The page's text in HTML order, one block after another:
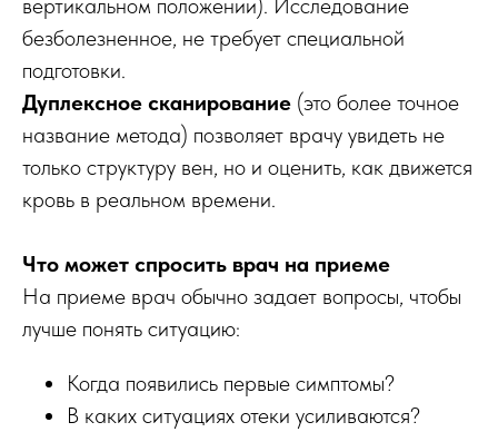
вертикальном положении). Исследование
безболезненное, не требует специальной
подготовки.
Дуплексное сканирование (это более точное
название метода) позволяет врачу увидеть не
только структуру вен, но и оценить, как движется
кровь в реальном времени.
Что может спросить врач на приеме
На приеме врач обычно задает вопросы, чтобы
лучше понять ситуацию:
Когда появились первые симптомы?
В каких ситуациях отеки усиливаются?